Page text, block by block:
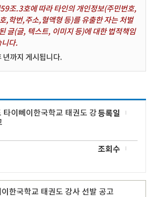
조.3호에 따라 타인의 개인정보(주민번호,
,학번,주소,혈액형 등)를 유출한 자는 처벌
글(글, 텍스트, 이미지 등)에 대한 법적책임
니다.
년까지 게시됩니다.
타이뻬이한국학교 태권도 강등록일
조회수
한국학교 태권도 강사 선발 공고